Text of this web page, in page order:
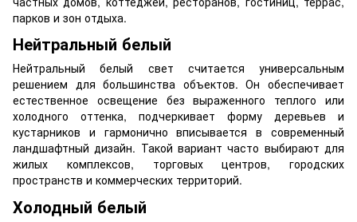
парков и зон отдыха.
Нейтральный белый
Нейтральный белый свет считается универсальным
решением для большинства объектов. Он обеспечивает
естественное освещение без выраженного теплого или
холодного оттенка, подчеркивает форму деревьев и
кустарников и гармонично вписывается в современный
ландшафтный дизайн. Такой вариант часто выбирают для
жилых комплексов, торговых центров, городских
пространств и коммерческих территорий.
Холодный белый